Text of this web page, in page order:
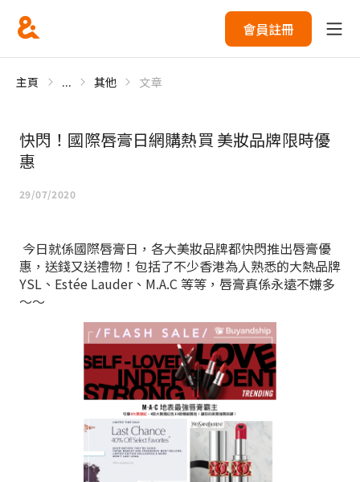
會員註冊
主頁 ... 其他 文章
快閃！國際唇膏日網購熱買 美妝品牌限時優
惠
29/07/2020
今日就係國際唇膏日，各大美妝品牌都快閃推出唇膏優
惠，送錢又送禮物！包括了不少香港為人熟悉的大熱品牌
YSL、Estée Lauder、M.A.C 等等，唇膏真係永遠不嫌多
～～